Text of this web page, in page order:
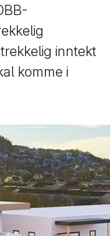
inntekt
komme i